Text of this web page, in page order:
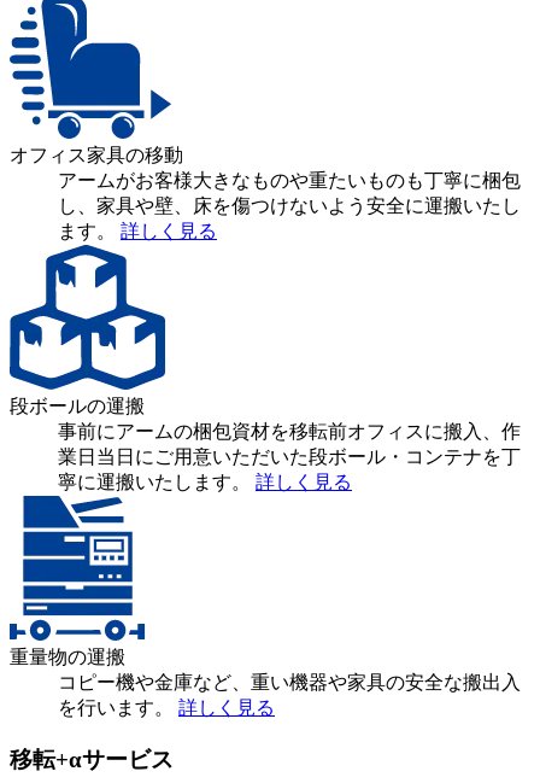
オフィス家具の移動
アームがお客様大きなものや重たいものも丁寧に梱包
し、家具や壁、床を傷つけないよう安全に運搬いたし
ます。 詳しく見る
段ボールの運搬
事前にアームの梱包資材を移転前オフィスに搬入、作
業日当日にご用意いただいた段ボール・コンテナを丁
寧に運搬いたします。 詳しく見る
重量物の運搬
コピー機や金庫など、重い機器や家具の安全な搬出入
を行います。 詳しく見る
移転+αサービス